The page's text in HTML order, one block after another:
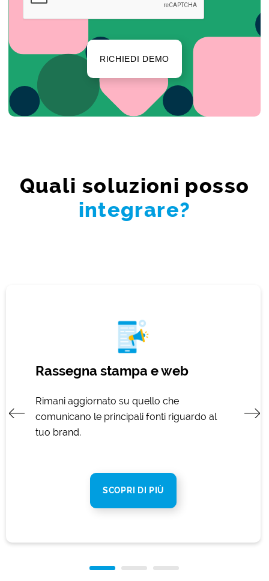
RICHIEDI DEMO
Quali soluzioni posso
integrare?
Rassegna stampa e web
Rimani aggiornato su quello che
comunicano le principali fonti riguardo al
tuo brand.
SCOPRI DI PIÙ